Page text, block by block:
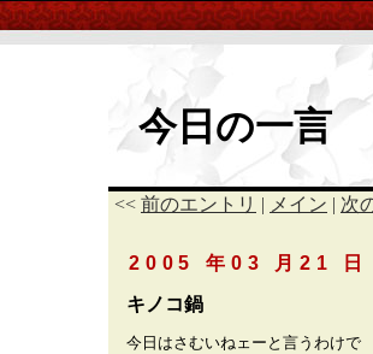
今日の一言
<< 前のエントリ | メイン | 次
2005 年03 月21 日
キノコ鍋
今日はさむいねェーと言うわけで